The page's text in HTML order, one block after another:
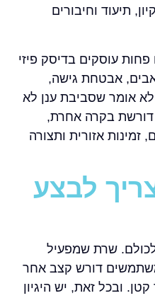
תיעוד וחיבורים
עוסקים בדיסק פיזי
אבטחת גישה,
לא אומר שסביבת ענן לא
דורשת בקרה אחרת,
זמינות אזורית ותצורה
לבצע
שרת שמפעיל
דורש קצב אחר
ובכל זאת, יש היגיון